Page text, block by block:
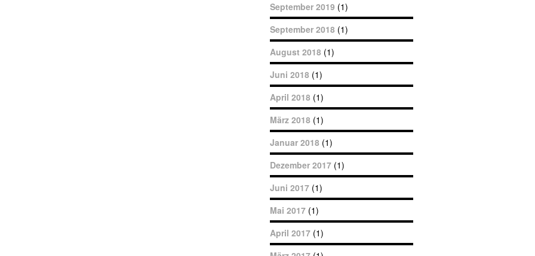
September 2019 (1)
September 2018 (1)
August 2018 (1)
Juni 2018 (1)
April 2018 (1)
März 2018 (1)
Januar 2018 (1)
Dezember 2017 (1)
Juni 2017 (1)
Mai 2017 (1)
April 2017 (1)